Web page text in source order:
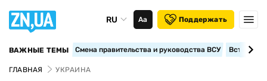
RU Аа Поддержать
ВАЖНЫЕ ТЕМЫ Смена правительства и руководства ВСУ
ГЛАВНАЯ УКРАИНА